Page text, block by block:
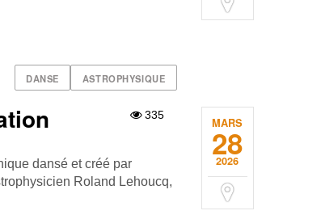
DANSE ASTROPHYSIQUE
MARS
28
2026
335
dansé et créé par
Roland Lehoucq,